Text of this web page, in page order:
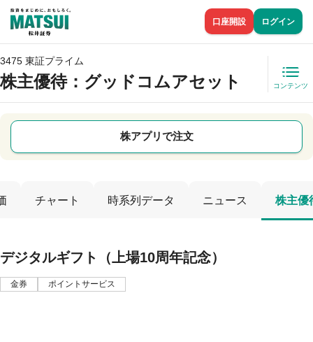
口座開設 ログイン
3475 東証プライム
株主優待：グッドコムアセット コンテンツ
株アプリで注文
チャート 時系列データ ニュース 株主優
デジタルギフト（上場10周年記念）
金券 ポイントサービス